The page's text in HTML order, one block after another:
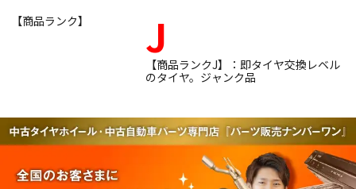
【商品ランク】
J
【商品ランクJ】：即タイヤ交換レベル
のタイヤ。ジャンク品